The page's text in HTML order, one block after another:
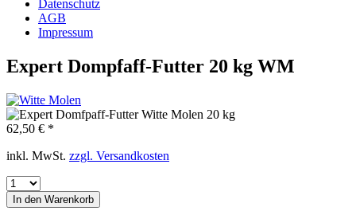
Datenschutz
AGB
Impressum
Expert Dompfaff-Futter 20 kg WM
62,50 € *
inkl. MwSt. zzgl. Versandkosten
In den Warenkorb